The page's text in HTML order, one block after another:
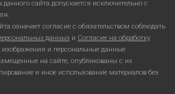
сайта допускается исключительно с
означает согласие с обязательством соблюдать
данных и Согласие на обработку
изображения и персональные данные
на сайте, опубликованы с их
и иное использование материалов без